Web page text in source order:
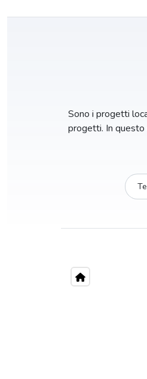
Sono i progetti
progetti. In questo